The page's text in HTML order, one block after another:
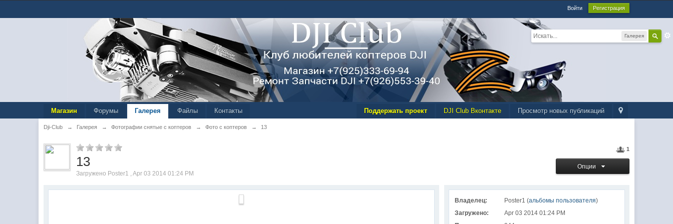
Войти Регистрация
Галерея
Просмотр новых публикаций
DJI Club Вконтакте
Поддержать проект
Магазин Форумы Галерея Файлы Контакты
Dji-Club → Галерея → Фотографии снятые с коптеров → Фото с коптеров → 13
1
Опции
13
Загружено Poster1 , Apr 03 2014 01:24 PM
Владелец: Poster1 (альбомы пользователя)
Загружено:
Apr 03 2014 01:24 PM